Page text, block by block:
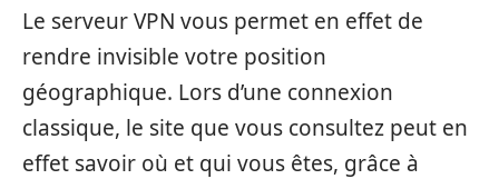
Le serveur VPN vous permet en effet de
rendre invisible votre position
géographique. Lors d’une connexion
classique, le site que vous consultez peut en
effet savoir où et qui vous êtes, grâce à